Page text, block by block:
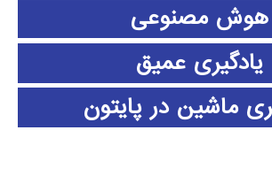
هوش مصنوعی
یادگیری عمیق
ماشین در پایتون